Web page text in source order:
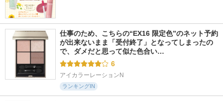
仕事のため、こちらの“EX16 限定色”のネット予約
が出来ないまま「受付終了」となってしまったの
で、ダメだと思って似た色合い…
6
アイカラーレーションN
ランキングIN